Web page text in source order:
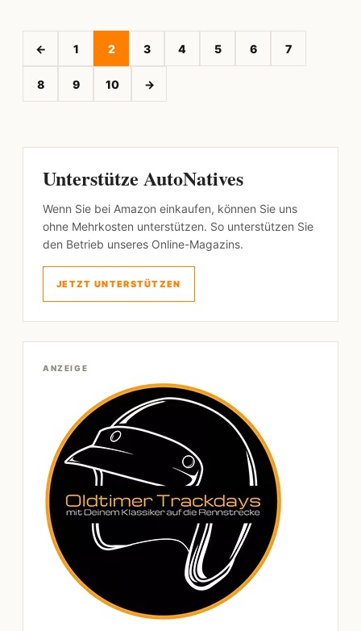
← 1 2 3 4 5 6 7
8 9 10 →
Unterstütze AutoNatives
Wenn Sie bei Amazon einkaufen, können Sie uns
ohne Mehrkosten unterstützen. So unterstützen Sie
den Betrieb unseres Online-Magazins.
JETZT UNTERSTÜTZEN
ANZEIGE